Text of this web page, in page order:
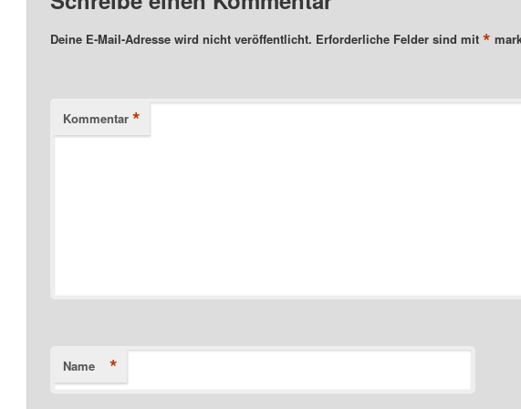
Deine E-Mail-Adresse wird nicht veröffentlicht. Erforderliche Felder sind mit *
Kommentar *
Name *